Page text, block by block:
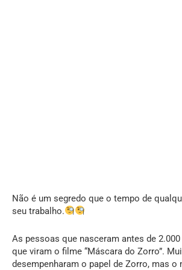
Não é um segredo que o tempo de
seu trabalho.
As pessoas que nasceram antes de
que viram o filme “Máscara do Zorro”.
desempenharam o papel de Zorro, mas o